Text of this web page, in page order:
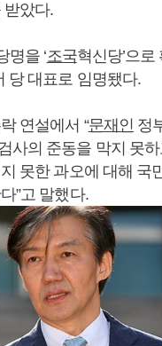
받았다.
명을 ‘조국혁신당’으로
당 대표로 임명됐다.
연설에서 “문재인 정
사의 준동을 막지 못
못한 과오에 대해 국
”고 말했다.